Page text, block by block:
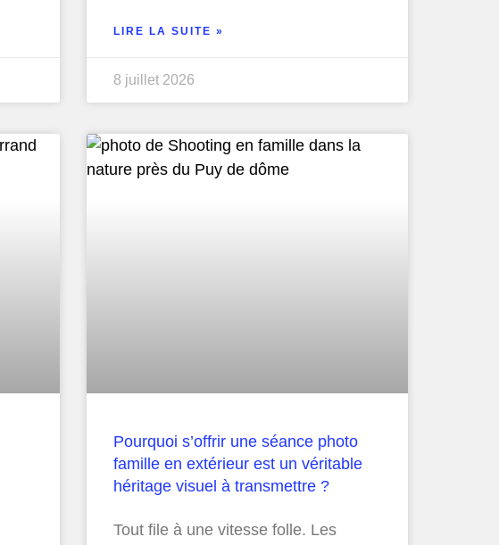
LIRE LA SUITE »
8 juillet 2026
Pourquoi s’offrir une séance photo
famille en extérieur est un véritable
héritage visuel à transmettre ?
Tout file à une vitesse folle. Les